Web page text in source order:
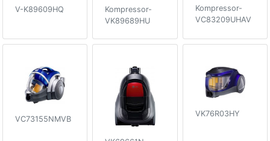
V-K89609HQ
Kompressor-
VK89689HU
Kompressor-
VC83209UHAV
VC73155NMVB
VK76R03HY